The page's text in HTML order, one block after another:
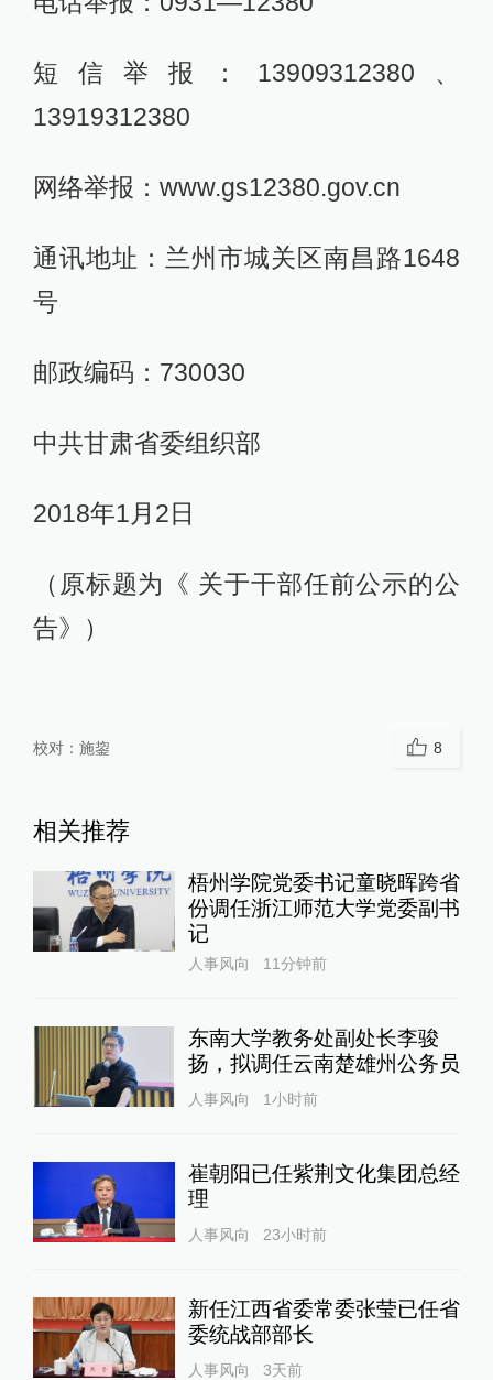
短信举报：13909312380、
13919312380
网络举报：www.gs12380.gov.cn
通讯地址：兰州市城关区南昌路1648
号
邮政编码：730030
中共甘肃省委组织部
2018年1月2日
（原标题为《 关于干部任前公示的公
告》）
校对： 施鋆 8
相关推荐
梧州学院党委书记童晓晖跨省
份调任浙江师范大学党委副书
记
人事风向 11分钟前
东南大学教务处副处长李骏
扬，拟调任云南楚雄州公务员
人事风向 1小时前
崔朝阳已任紫荆文化集团总经
理
人事风向 23小时前
新任江西省委常委张莹已任省
委统战部部长
人事风向 3天前